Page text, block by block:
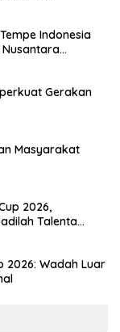
Indonesia
Nusantara
Gerakan
Masyarakat
2026,
Talenta
2026: Wadah Luar